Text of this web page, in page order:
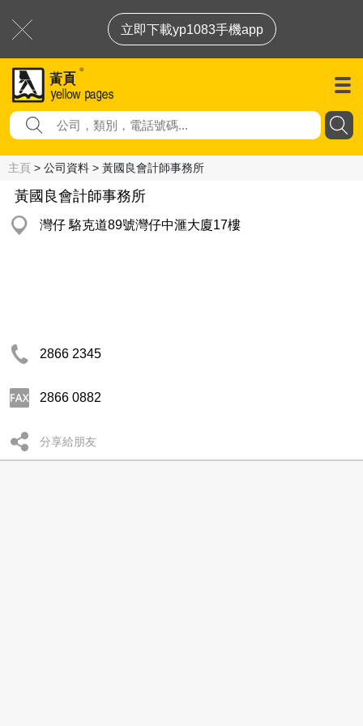
立即下載yp1083手機app
主頁 > 公司資料 > 黃國良會計師事務所
黃國良會計師事務所
灣仔 駱克道89號灣仔中滙大廈17樓
2866 2345
2866 0882
分享給朋友